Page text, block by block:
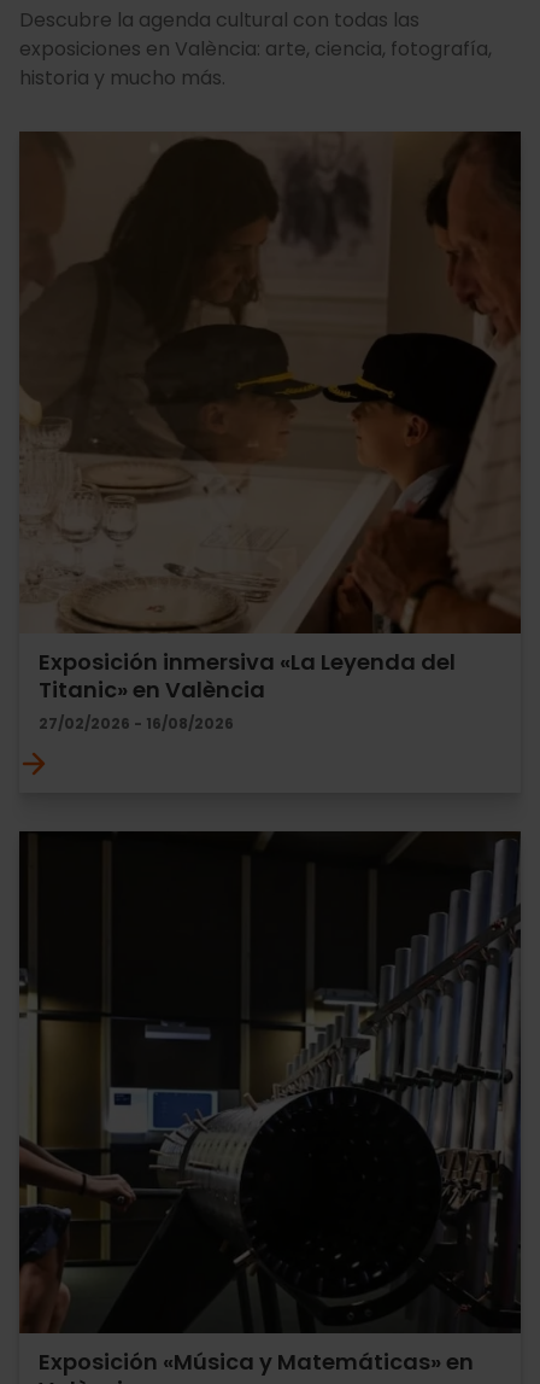
Descubre la agenda cultural con todas las
exposiciones en València: arte, ciencia, fotografía,
historia y mucho más.
Exposición inmersiva «La Leyenda del
Titanic» en València
27/02/2026 - 16/08/2026
Exposición «Música y Matemáticas» en